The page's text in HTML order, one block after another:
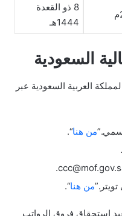
8 ذو القعدة
1444هـ
السعودية
العربية السعودية عبر
من هنا“.
من هنا“.
استحقاق فروق الرواتب